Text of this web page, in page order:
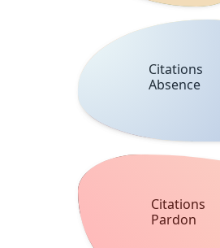
Citations
Absence
Citations
Pardon